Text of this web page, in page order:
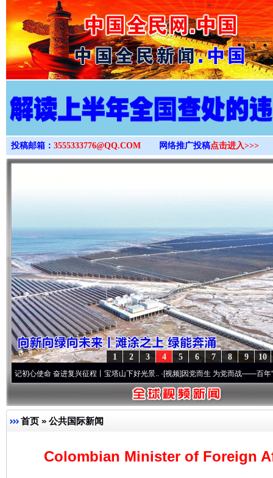
>
投稿邮箱： 3555333776@QQ.COM 网络推广投稿点击进入>>>
10
9
8
7
6
5
4
3
2
1
命 奋进复兴征程丨宝塔山下好光景..·[视频]因党而生 为党而战——百年“纪”事⑧加
首页 » 公共国际新闻
Colombian Minister of Foreign